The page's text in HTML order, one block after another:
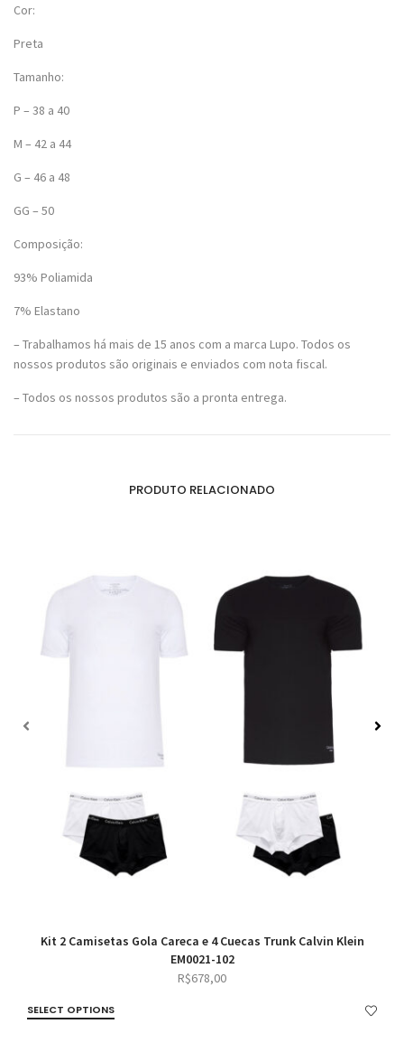
Cor:
Preta
Tamanho:
P – 38 a 40
M – 42 a 44
G – 46 a 48
GG – 50
Composição:
93% Poliamida
7% Elastano
– Trabalhamos há mais de 15 anos com a marca Lupo. Todos os
nossos produtos são originais e enviados com nota fiscal.
– Todos os nossos produtos são a pronta entrega.
PRODUTO RELACIONADO
Kit 2 Camisetas Gola Careca e 4 Cuecas Trunk Calvin Klein
EM0021-102
R$678,00
SELECT OPTIONS